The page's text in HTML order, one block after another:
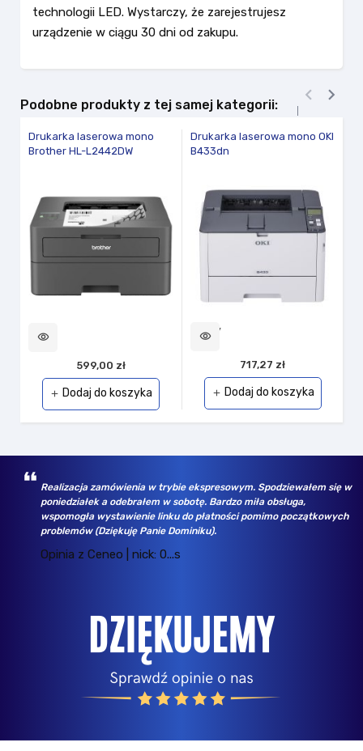
technologii LED. Wystarczy, że zarejestrujesz
urządzenie w ciągu 30 dni od zakupu.
Podobne produkty z tej samej kategorii:
Drukarka laserowa mono
Brother HL-L2442DW
visibility
599,00 zł
add Dodaj do koszyka
Drukarka laserowa mono OKI
B433dn
Nowy
visibility
717,27 zł
add Dodaj do koszyka
 
Realizacja zamówienia w trybie ekspresowym. Spodziewałem się w
poniedziałek a odebrałem w sobotę. Bardzo miła obsługa,
wspomogła wystawienie linku do płatności pomimo początkowych
problemów (Dziękuję Panie Dominiku).
Opinia z Ceneo | nick: 0...s